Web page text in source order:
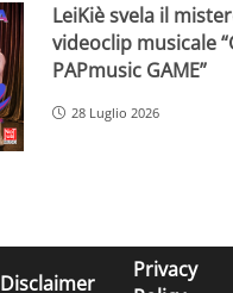
LeiKiè svela il
videoclip musicale
PAPmusic GAME”
28 Luglio 2026
Disclaimer
Privacy